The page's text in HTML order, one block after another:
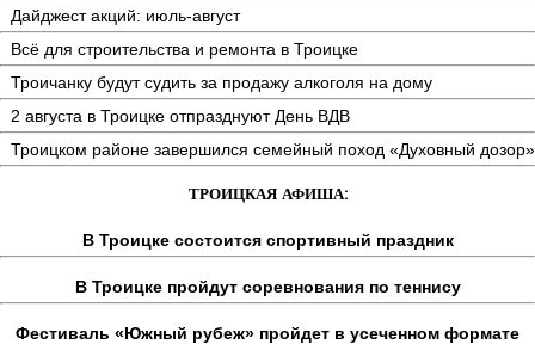
Дайджест акций: июль-август
Всё для строительства и ремонта в Троицке
Троичанку будут судить за продажу алкоголя на дому
2 августа в Троицке отпразднуют День ВДВ
Троицком районе завершился семейный поход «Духовный дозор»
ТРОИЦКАЯ АФИША:
В Троицке состоится спортивный праздник
В Троицке пройдут соревнования по теннису
Фестиваль «Южный рубеж» пройдет в усеченном формате